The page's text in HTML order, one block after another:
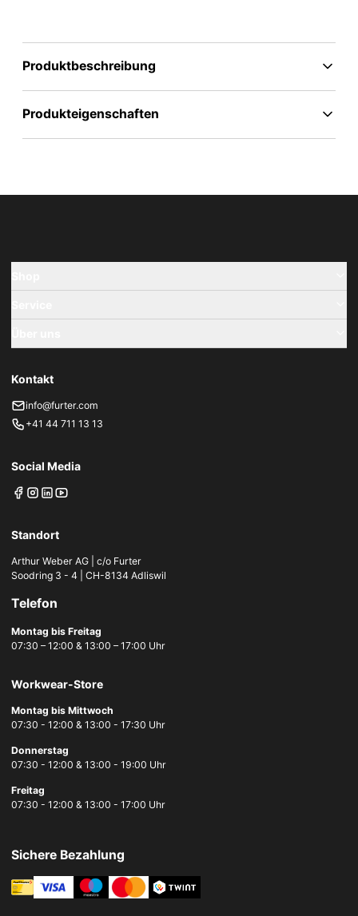
Produktbeschreibung
Produkteigenschaften
Kontakt
info@furter.com
+41 44 711 13 13
Social Media
Standort
Arthur Weber AG | c/o Furter
Soodring 3 - 4 | CH-8134 Adliswil
Telefon
Montag bis Freitag
07:30 – 12:00 & 13:00 – 17:00 Uhr
Workwear-Store
Montag bis Mittwoch
07:30 - 12:00 & 13:00 - 17:30 Uhr
Donnerstag
07:30 - 12:00 & 13:00 - 19:00 Uhr
Freitag
07:30 - 12:00 & 13:00 - 17:00 Uhr
Sichere Bezahlung